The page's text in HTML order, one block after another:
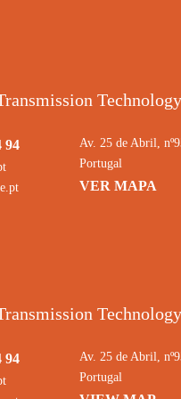
Technology
94
Av. 25 de Abril,
Portugal
VER MAPA
Technology
94
Av. 25 de Abril,
Portugal